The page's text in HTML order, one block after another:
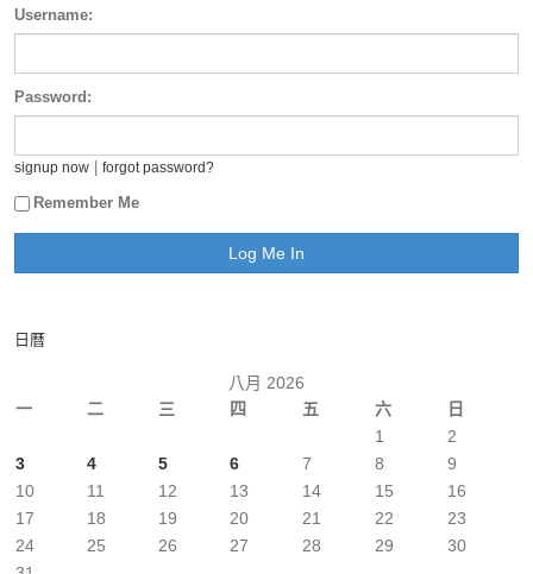
Username:
Password:
signup now forgot password?
Remember Me
日曆
八月 2026
一
二 三 四 五 六 日
1
2
3
4 5 6 7 8
9
10
11 12 13 14 15
16
17
18 19 20 21 22
23
24
25 26 27 28 29
30